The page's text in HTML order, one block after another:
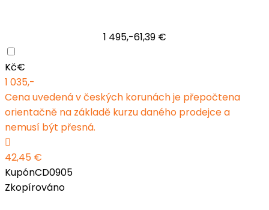
1 495,-61,39 €
Kč€
1 035,-
Cena uvedená v českých korunách je přepočtena
orientačně na základě kurzu daného prodejce a
nemusí být přesná.
42,45 €
KupónCD0905
Zkopírováno